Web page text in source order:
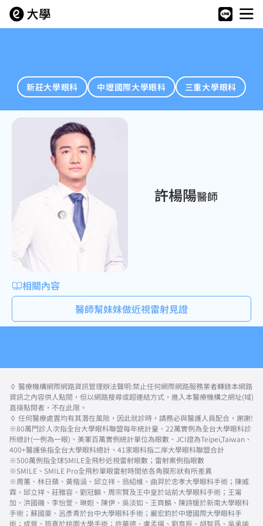
許楊陽醫師
相關內容
醫師幫妹妹做近視雷射見證
新莊大學眼科 中壢國際大學眼科 三重大學眼科
◊ 醫療機構網際網路資訊管理辦法聲明:禁止任何網際網路服務業者轉錄本網路
資訊之內容供人點閱，但以網路搜尋或超連結方式，進入本醫療機構之網址(域)
直接點閱者，不在此限。
◊ 任何醫療處置均有其潛在風險，因此就診時，請務必與醫護人員配合，謝謝!
※80萬門診人次指全台大學眼科聯盟每年統計量、22萬實例為全台大學眼科診
所總計(一例為一眼)、美軍百萬實例統計單位為眼數、JCI證為Teipei,Taiwan、
400+醫護係指全台大學眼科總計、41家眼科指二岸大學眼科聯盟合計
※500萬例指全球SMILE全飛秒近視雷射眼數；雷射案例指眼數
※SMILE、SMILE Pro全飛秒單眼雷射時間依各角膜形狀有所差異
※周蕙、林日蘋、黃楷涵、邱立祥、翁紹維、曲羿於忠孝大學眼科手術；陳威
霖、邱立祥、莊雅容、劉冠麟、周宗賢及王中皇於站前大學眼科手術；王甯
加、洪國磯、李怡萱、琳妲、陳伊、吳淡如、王齊麟、陳詩媛於新南大學眼科
手術；蘇國豪、呂彥青於台中大學眼科手術；嚴宏鈞於中壢國際大學眼科手
術；成晉、筠熹於桃園大學手術；許華德、盧孟揚、劉育辰、胡智爲、吳承諭